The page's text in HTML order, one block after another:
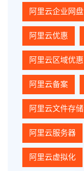
阿里云企业网盘
阿里云优惠
阿里云区域优惠
阿里云备案
阿里云文件存储
阿里云服务器
阿里云虚拟化